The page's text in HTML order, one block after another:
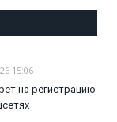
15:06
на регистрацию